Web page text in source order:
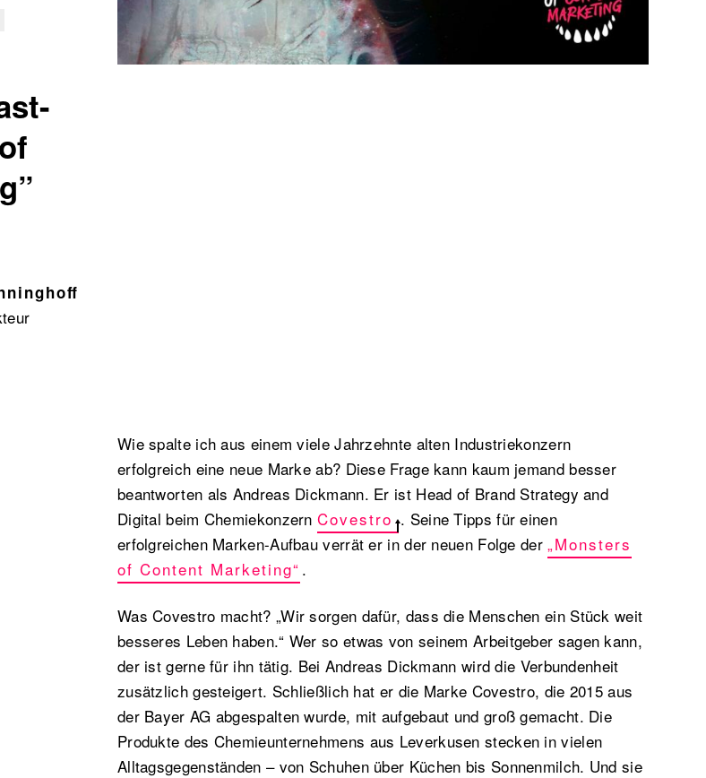
Wie spalte ich aus einem viele Jahrzehnte alten Industriekonzern
erfolgreich eine neue Marke ab? Diese Frage kann kaum jemand besser
beantworten als Andreas Dickmann. Er ist Head of Brand Strategy and
Digital beim ChemiekonzernCovestro . Seine Tipps für einen
erfolgreichen Marken-Aufbau verrät er in der neuen Folge der„Monsters
of Content Marketing“ .
Was Covestro macht? „Wir sorgen dafür, dass die Menschen ein Stück weit
besseres Leben haben.“ Wer so etwas von seinem Arbeitgeber sagen kann,
der ist gerne für ihn tätig. Bei Andreas Dickmann wird die Verbundenheit
zusätzlich gesteigert. Schließlich hat er die Marke Covestro, die 2015 aus
der Bayer AG abgespalten wurde, mit aufgebaut und groß gemacht. Die
Produkte des Chemieunternehmens aus Leverkusen stecken in vielen
Alltagsgegenständen – von Schuhen über Küchen bis Sonnenmilch. Und sie